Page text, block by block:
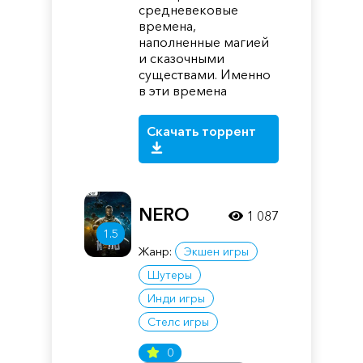
средневековые
времена,
наполненные магией
и сказочными
существами. Именно
в эти времена
Скачать торрент
1.5
NERO
Жанр:
Экшен игры
Шутеры
Инди игры
Стелс игры
0
1 087